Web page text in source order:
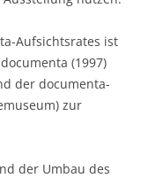
Aufsichtsrates ist
(1997)
der documenta-
zur
der Umbau des